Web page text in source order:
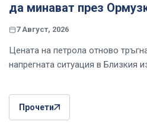
да минават през
7 Август, 2026
Цената на петрола отново
напрегната ситуация в Близкия
Прочети